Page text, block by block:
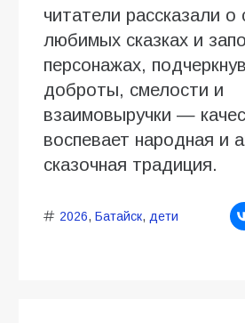
читатели рассказали о
любимых сказках и
персонажах,
доброты, смелости и
взаимовыручки —
воспевает народная и
сказочная традиция.
2026, Батайск, дети